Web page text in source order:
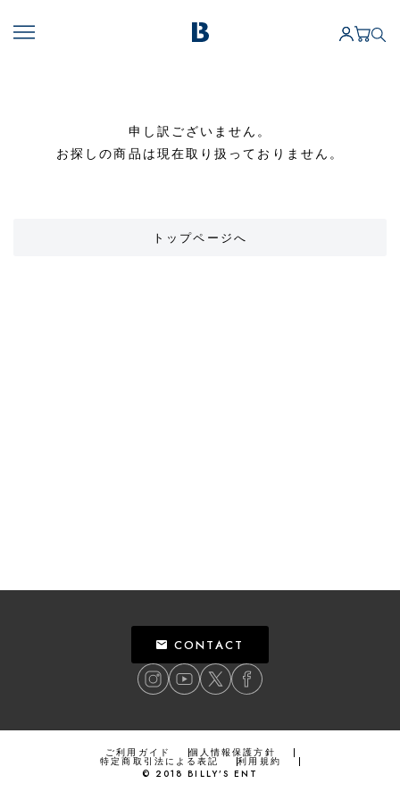
申し訳ございません。
お探しの商品は現在取り扱っておりません。
トップページへ
CONTACT
ご利用ガイド 個人情報保護方針
特定商取引法による表記
利用規約
© 2018 BILLY’S ENT